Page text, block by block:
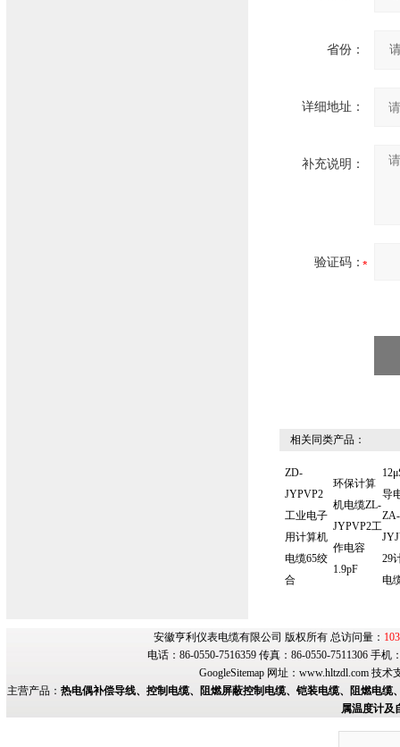
省份：
详细地址：
补充说明：
验证码：
相关同类产品：
ZD-
JYPVP2
工业电子
用计算机
电缆65绞
合
环保计算
机电缆ZL-
JYPVP2工
作电容
1.9pF
导
ZA-
29
电
安徽亨利仪表电缆有限公司 版权所有 总访问量：
电话：86-0550-7516359 传真：86-0550-7511306 手
GoogleSitemap网址： www.hltzdl.com技术
主营产品： 热电偶补偿导线、控制电缆、阻燃屏蔽控制电缆、铠装电缆、阻燃电
属温度计及